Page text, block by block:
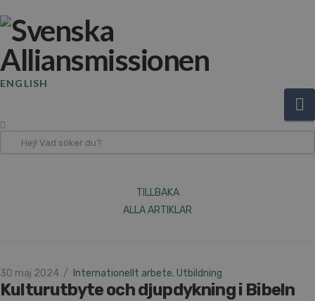
ENGLISH
TILLBAKA
ALLA ARTIKLAR
30 maj 2024 Internationellt arbete,Utbildning
Kulturutbyte och djupdykning i Bibeln